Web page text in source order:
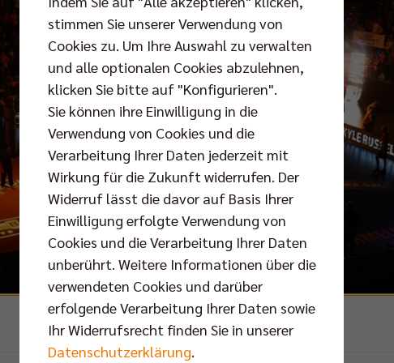
Foto: Eckhard Herfet
stimmen Sie unserer Verwendung von
Cookies zu. Um Ihre Auswahl zu verwalten
und alle optionalen Cookies abzulehnen,
klicken Sie bitte auf "Konfigurieren".
Sie können ihre Einwilligung in die
Verwendung von Cookies und die
Verarbeitung Ihrer Daten jederzeit mit
Wirkung für die Zukunft widerrufen. Der
Widerruf lässt die davor auf Basis Ihrer
Einwilligung erfolgte Verwendung von
Cookies und die Verarbeitung Ihrer Daten
unberührt. Weitere Informationen über die
verwendeten Cookies und darüber
erfolgende Verarbeitung Ihrer Daten sowie
Ihr Widerrufsrecht finden Sie in unserer
Datenschutzerklärung.